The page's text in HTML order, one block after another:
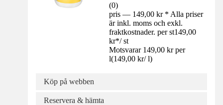
(0)
pris — 149,00 kr * Alla priser
är inkl. moms och exkl.
fraktkostnader. per st149,00
kr*/ st
Motsvarar 149,00 kr per
l(149,00 kr/ l)
Köp på webben
Reservera & hämta